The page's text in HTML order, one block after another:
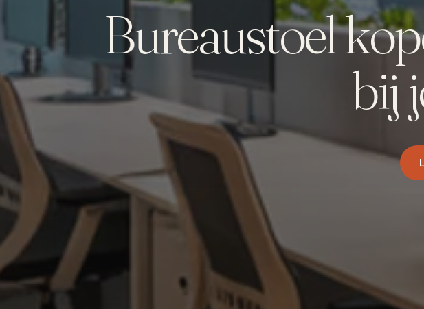
Bureaustoel
bij